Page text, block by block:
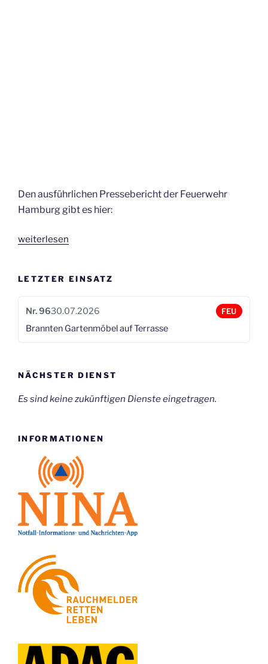
Den ausführlichen Pressebericht der Feuerwehr
Hamburg gibt es hier:
„Großbrand
–
Alarm“
weiterlesen
LETZTER EINSATZ
Nr. 9630.07.2026 FEU
Brannten Gartenmöbel auf Terrasse
NÄCHSTER DIENST
Es sind keine zukünftigen Dienste eingetragen.
INFORMATIONEN